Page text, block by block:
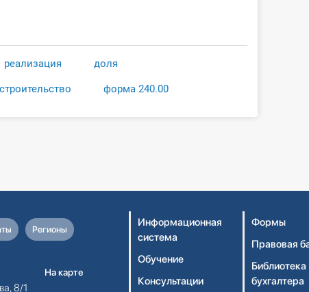
реализация доля
форма 240.00
Регионы
8/1
На карте
Информационная
система
Обучение
Консультации
Формы
Правовая
Библиотека
бухгалтера